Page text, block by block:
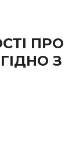
ПРО
З